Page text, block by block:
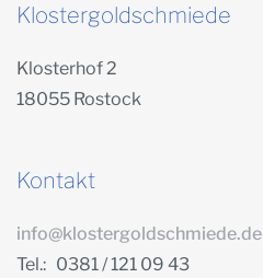
Klostergoldschmiede
Klosterhof 2
18055 Rostock
Kontakt
info@klostergoldschmiede.de
Tel.: 0381 / 121 09 43